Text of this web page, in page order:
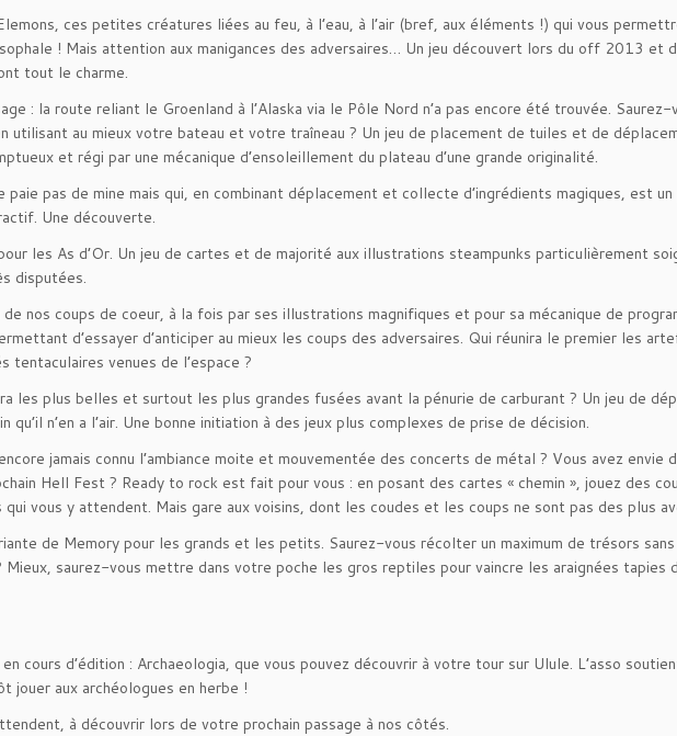
ces petites créatures liées au feu, à l’eau, à l’air (bref, aux éléments !) qui vous
! Mais attention aux manigances des adversaires… Un jeu découvert lors du off 2013 et
tout le charme.
: la route reliant le Groenland à l’Alaska via le Pôle Nord n’a pas encore été trouvée.
utilisant au mieux votre bateau et votre traîneau ? Un jeu de placement de tuiles et de
et régi par une mécanique d’ensoleillement du plateau d’une grande originalité.
pas de mine mais qui, en combinant déplacement et collecte d’ingrédients magiques, est
Une découverte.
les As d’Or. Un jeu de cartes et de majorité aux illustrations steampunks particulièrement
disputées.
nos coups de coeur, à la fois par ses illustrations magnifiques et pour sa mécanique de
d’essayer d’anticiper au mieux les coups des adversaires. Qui réunira le premier les
venues de l’espace ?
les plus belles et surtout les plus grandes fusées avant la pénurie de carburant ? Un jeu de
n’en a l’air. Une bonne initiation à des jeux plus complexes de prise de décision.
jamais connu l’ambiance moite et mouvementée des concerts de métal ? Vous avez envie
Hell Fest ? Ready to rock est fait pour vous : en posant des cartes « chemin », jouez des
vous y attendent. Mais gare aux voisins, dont les coudes et les coups ne sont pas des plus
de Memory pour les grands et les petits. Saurez-vous récolter un maximum de trésors sans
saurez-vous mettre dans votre poche les gros reptiles pour vaincre les araignées tapies
cours d’édition : Archaeologia, que vous pouvez découvrir à votre tour sur Ulule. L’asso
jouer aux archéologues en herbe !
à découvrir lors de votre prochain passage à nos côtés.